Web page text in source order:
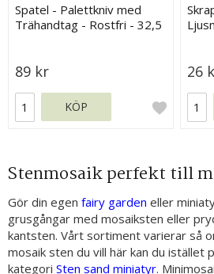
Spatel - Palettkniv med
Trähandtag - Rostfri - 32,5
89 kr
KÖP
26
Stenmosaik perfekt till
Gör din egen fairy garden eller
grusgångar med mosaiksten eller
kantsten. Vårt sortiment varierar så
mosaik sten du vill här kan du istället
kategori Sten sand miniatyr.